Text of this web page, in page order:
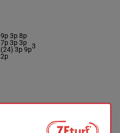
9p 3p 8p
7p 3p 3p
(24) 3p 9p
2p
3